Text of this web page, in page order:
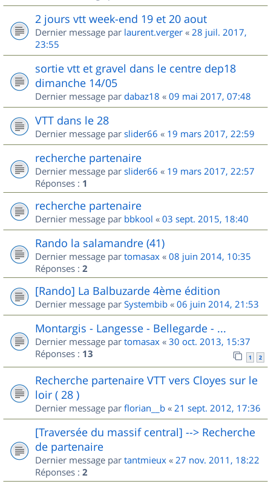
2 jours vtt week-end 19 et 20 aout
Dernier message par laurent.verger « 28 juil. 2017,
23:55
sortie vtt et gravel dans le centre dep18
dimanche 14/05
Dernier message par dabaz18 « 09 mai 2017, 07:48
VTT dans le 28
Dernier message par slider66 « 19 mars 2017, 22:59
recherche partenaire
Dernier message par slider66 « 19 mars 2017, 22:57
Réponses : 1
recherche partenaire
Dernier message par bbkool « 03 sept. 2015, 18:40
Rando la salamandre (41)
Dernier message par tomasax « 08 juin 2014, 10:35
Réponses : 2
[Rando] La Balbuzarde 4ème édition
Dernier message par Systembib « 06 juin 2014, 21:53
Montargis - Langesse - Bellegarde - ...
Dernier message par tomasax « 30 oct. 2013, 15:37
Réponses : 13 1 2
Recherche partenaire VTT vers Cloyes sur le
loir ( 28 )
Dernier message par florian__b « 21 sept. 2012, 17:36
[Traversée du massif central] --> Recherche
de partenaire
Dernier message par tantmieux « 27 nov. 2011, 18:22
Réponses : 2